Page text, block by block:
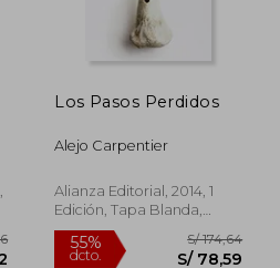
Los Pasos Perdidos
Alejo Carpentier
Alianza Editorial, 2014, 1
Edición, Tapa Blanda,
Nuevo